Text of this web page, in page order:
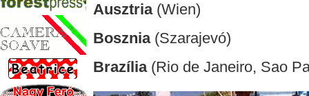
Ausztria(Wien)
Bosznia(Szarajevó)
Brazília(Rio de Janeiro, Sao